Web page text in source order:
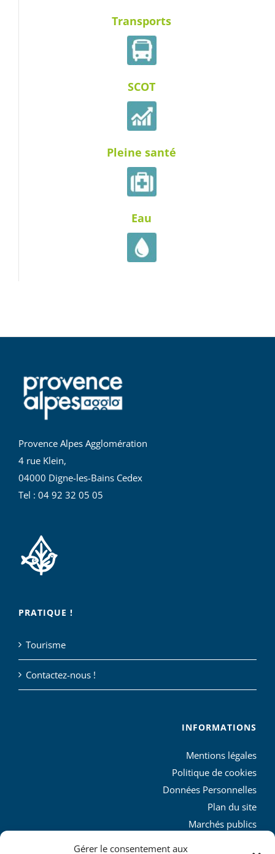
Gérer le consentement aux
Transports
SCOT
Pleine santé
Eau
Provence Alpes Agglomération
4 rue Klein,
04000 Digne-les-Bains Cedex
Tel : 04 92 32 05 05
PRATIQUE !
Tourisme
Contactez-nous !
INFORMATIONS
Mentions légales
Politique de cookies
Données Personnelles
Plan du site
Marchés publics